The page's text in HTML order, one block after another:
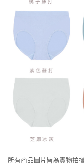
所有商品圖片皆為實物拍